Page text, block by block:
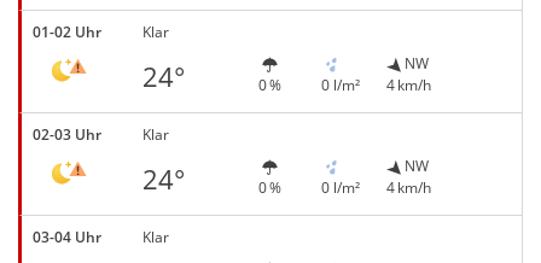
01-02 Uhr Klar
24° 0 % 0 l/m²
NW
4 km/h
02-03 Uhr Klar
24° 0 % 0 l/m²
NW
4 km/h
03-04 Uhr
Klar